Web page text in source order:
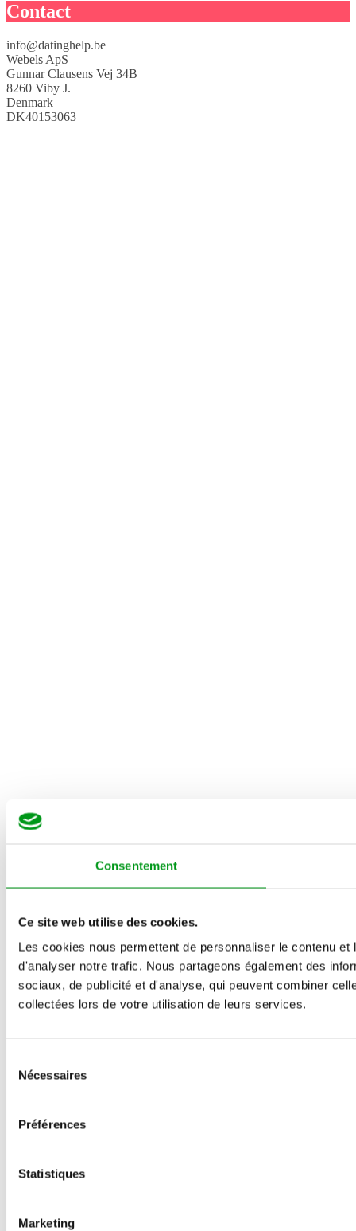
Consentement
Ce site web utilise des cookies.
Les cookies nous permettent de personnaliser le contenu
d'analyser notre trafic. Nous partageons également des
sociaux, de publicité et d'analyse, qui peuvent combiner
collectées lors de votre utilisation de leurs services.
Nécessaires
Préférences
Statistiques
Marketing
Contact
info@datinghelp.be
Webels ApS
Gunnar Clausens Vej 34B
8260 Viby J.
Denmark
DK40153063